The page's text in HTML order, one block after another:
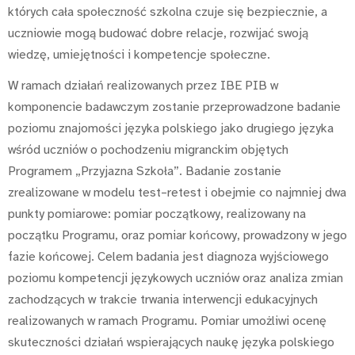
których cała społeczność szkolna czuje się bezpiecznie, a
uczniowie mogą budować dobre relacje, rozwijać swoją
wiedzę, umiejętności i kompetencje społeczne.
W ramach działań realizowanych przez IBE PIB w
komponencie badawczym zostanie przeprowadzone badanie
poziomu znajomości języka polskiego jako drugiego języka
wśród uczniów o pochodzeniu migranckim objętych
Programem „Przyjazna Szkoła”. Badanie zostanie
zrealizowane w modelu test–retest i obejmie co najmniej dwa
punkty pomiarowe: pomiar początkowy, realizowany na
początku Programu, oraz pomiar końcowy, prowadzony w jego
fazie końcowej. Celem badania jest diagnoza wyjściowego
poziomu kompetencji językowych uczniów oraz analiza zmian
zachodzących w trakcie trwania interwencji edukacyjnych
realizowanych w ramach Programu. Pomiar umożliwi ocenę
skuteczności działań wspierających naukę języka polskiego